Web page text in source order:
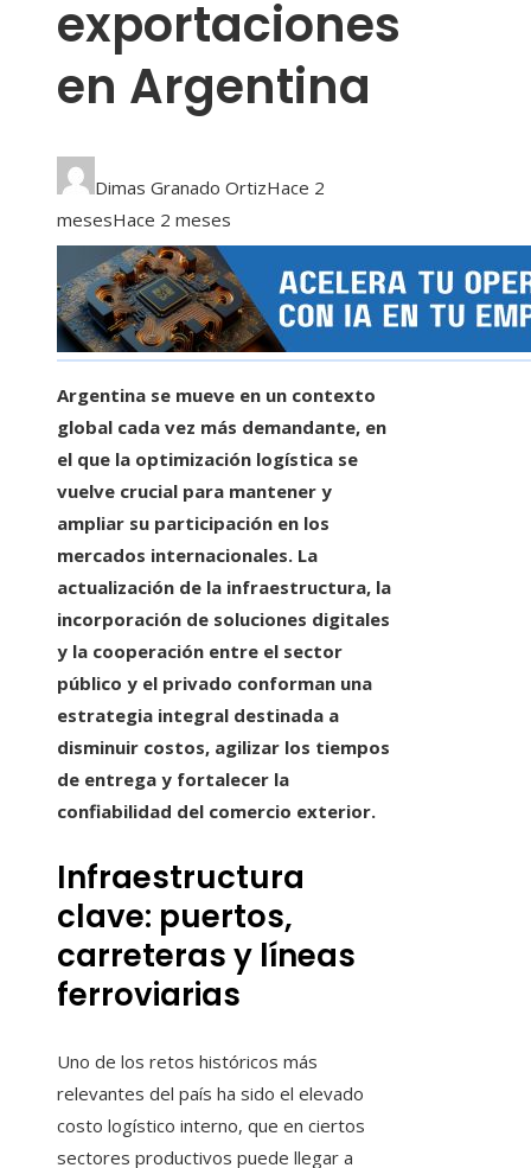
exportaciones
en Argentina
Dimas Granado OrtizHace 2
mesesHace 2 meses
Argentina se mueve en un contexto
global cada vez más demandante, en
el que la optimización logística se
vuelve crucial para mantener y
ampliar su participación en los
mercados internacionales. La
actualización de la infraestructura, la
incorporación de soluciones digitales
y la cooperación entre el sector
público y el privado conforman una
estrategia integral destinada a
disminuir costos, agilizar los tiempos
de entrega y fortalecer la
confiabilidad del comercio exterior.
Infraestructura
clave: puertos,
carreteras y líneas
ferroviarias
Uno de los retos históricos más
relevantes del país ha sido el elevado
costo logístico interno, que en ciertos
sectores productivos puede llegar a